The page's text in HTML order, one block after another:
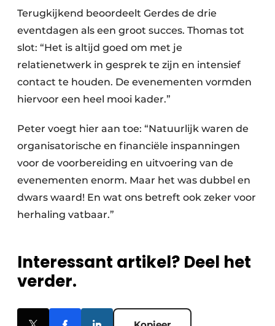
Terugkijkend beoordeelt Gerdes de drie
eventdagen als een groot succes. Thomas tot
slot: “Het is altijd goed om met je
relatienetwerk in gesprek te zijn en intensief
contact te houden. De evenementen vormden
hiervoor een heel mooi kader.”
Peter voegt hier aan toe: “Natuurlijk waren de
organisatorische en financiële inspanningen
voor de voorbereiding en uitvoering van de
evenementen enorm. Maar het was dubbel en
dwars waard! En wat ons betreft ook zeker voor
herhaling vatbaar.”
Interessant artikel? Deel het
verder.